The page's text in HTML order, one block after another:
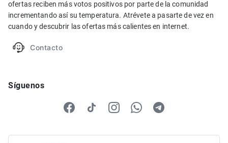
ofertas reciben más votos positivos por parte de la comunidad
incrementando así su temperatura. Atrévete a pasarte de vez en
cuando y descubrir las ofertas más calientes en internet.
Contacto
Síguenos